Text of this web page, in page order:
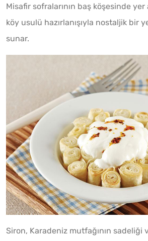
Misafir sofralarının baş köşesinde
köy usulü hazırlanışıyla nostaljik bir
sunar.
Siron, Karadeniz mutfağının sadeliği